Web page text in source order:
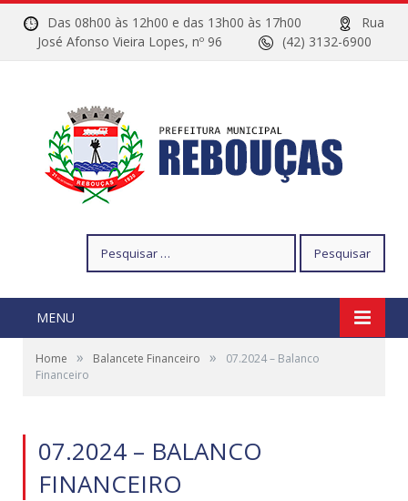
Das 08h00 às 12h00 e das 13h00 às 17h00
Rua
José Afonso Vieira Lopes, nº 96
(42) 3132-6900
por:
MENU
Home » Balancete Financeiro »
07.2024 – Balanco
Financeiro
07.2024 – BALANCO
FINANCEIRO